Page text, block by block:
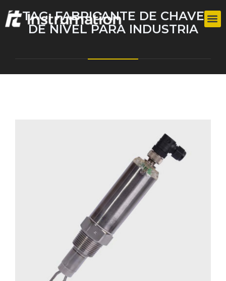
TAG:FABRICANTE DE CHAVE
DE NÍVEL PARA INDUSTRIA